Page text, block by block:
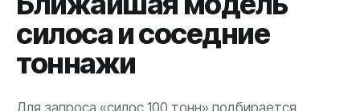
силоса и соседние
тоннажи
Для запроса «силос 100 тонн» подбирается